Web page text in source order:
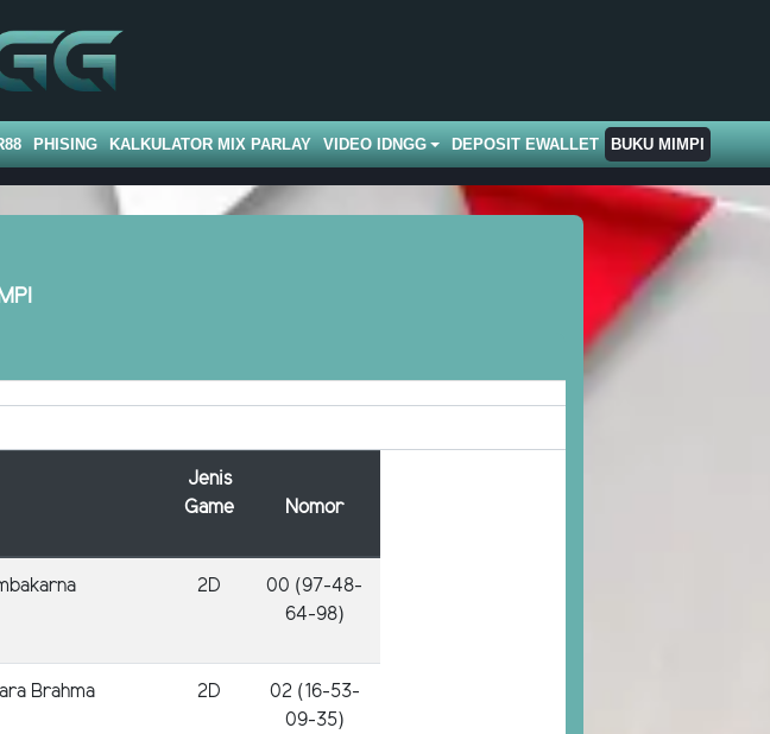
PHISING KALKULATOR MIX PARLAY VIDEO IDNGG DEPOSIT EWALLET BUKU MIMPI
Jenis
Game
Nomor
2D
00 (97-48-
64-98)
Brahma 2D
02 (16-53-
09-35)